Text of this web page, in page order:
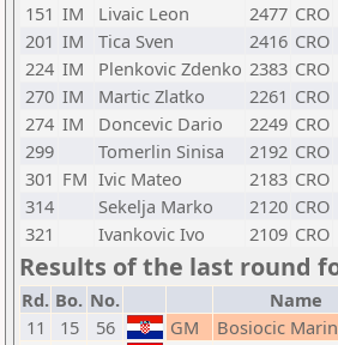
151 IM Livaic Leon 2477 CRO
201 IM Tica Sven 2416 CRO
224 IM Plenkovic Zdenko 2383 CRO
270 IM Martic Zlatko 2261 CRO
274 IM Doncevic Dario 2249 CRO
299
Tomerlin Sinisa 2192 CRO
301 FM Ivic Mateo 2183 CRO
314
Sekelja Marko 2120 CRO
321
Ivankovic Ivo 2109 CRO
Results of the last round
Rd. Bo. No. Name
11
15 56 GM Bosiocic Marin